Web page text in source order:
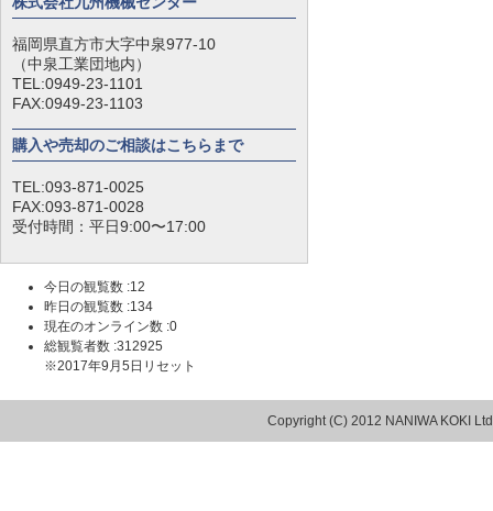
福岡県直方市大字中泉977-10
（中泉工業団地内）
TEL:0949-23-1101
FAX:0949-23-1103
購入や売却のご相談はこちらまで
TEL:093-871-0025
FAX:093-871-0028
受付時間：平日9:00〜17:00
今日の観覧数 :12
昨日の観覧数 :134
現在のオンライン数 :0
総観覧者数 :312925
※2017年9月5日リセット
Copyright (C) 2012 NANIWA KOKI